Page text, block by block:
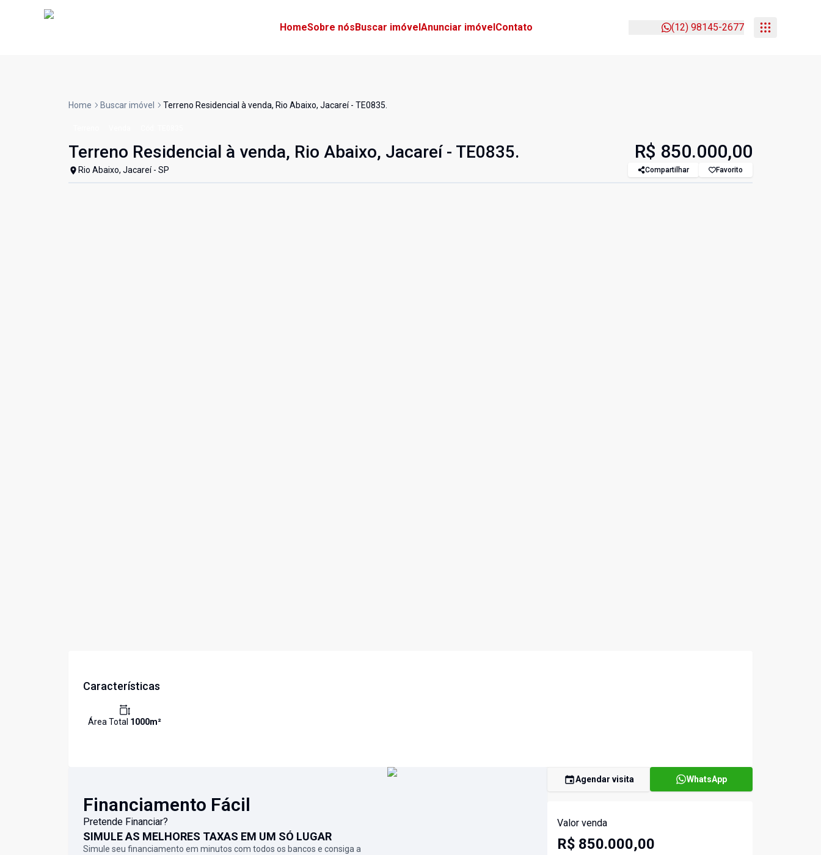
HomeSobre nósBuscar imóvelAnunciar imóvelContato (12) 98145-2677
Home Buscar imóvel Terreno Residencial à venda, Rio Abaixo, Jacareí - TE0835.
Terreno Residencial à venda, Rio Abaixo, Jacareí - TE0835.
Rio Abaixo, Jacareí - SP
R$ 850.000,00
Compartilhar Favorito
Características
Área Total 1000m²
Financiamento Fácil
Pretende Financiar?
SIMULE AS MELHORES TAXAS EM UM SÓ LUGAR
Simule seu financiamento em minutos com todos os bancos e consiga a
Agendar visita WhatsApp
Valor venda
R$ 850.000,00